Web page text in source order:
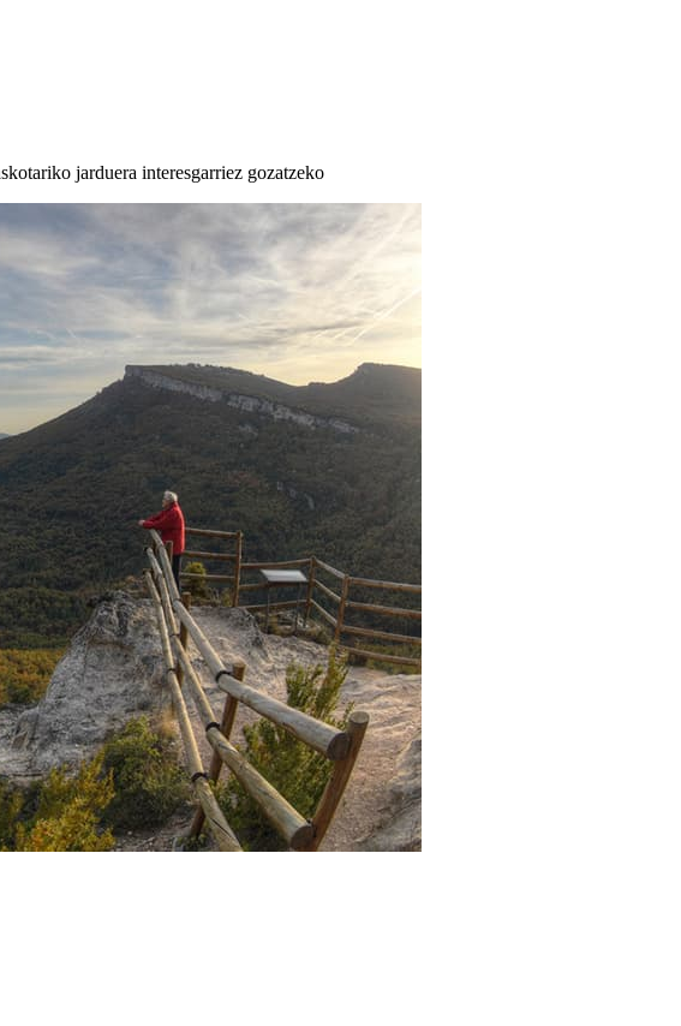
jarduera interesgarriez gozatzeko